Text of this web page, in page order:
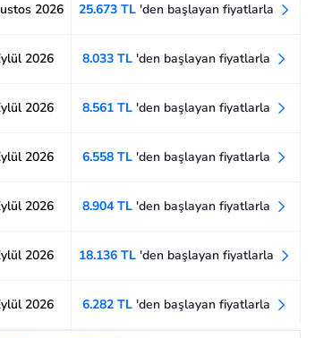
2026 25.673 TL'den başlayan fiyatlarla
2026 8.033 TL'den başlayan fiyatlarla
2026 8.561 TL'den başlayan fiyatlarla
2026 6.558 TL'den başlayan fiyatlarla
2026 8.904 TL'den başlayan fiyatlarla
2026 18.136 TL'den başlayan fiyatlarla
2026 6.282 TL'den başlayan fiyatlarla